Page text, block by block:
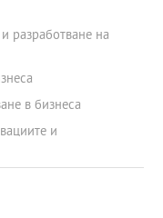
разработване на
в бизнеса
и